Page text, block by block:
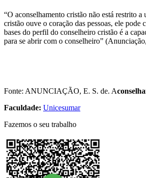
“O aconselhamento cristão não está restrito
cristão ouve o coração das pessoas, ele
bases do perfil do conselheiro cristão é a
para se abrir com o conselheiro”
Fonte: ANUNCIAÇÃO, E. S. de. A
Faculdade: Unicesumar
Fazemos o seu trabalho